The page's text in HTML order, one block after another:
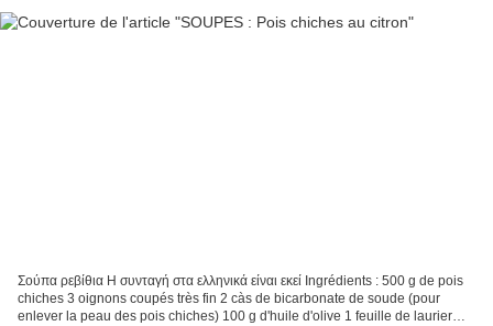
Σούπα ρεβίθια Η συνταγή στα ελληνικά είναι εκεί Ingrédients : 500 g de pois
chiches 3 oignons coupés très fin 2 càs de bicarbonate de soude (pour
enlever la peau des pois chiches) 100 g d'huile d'olive 1 feuille de laurier